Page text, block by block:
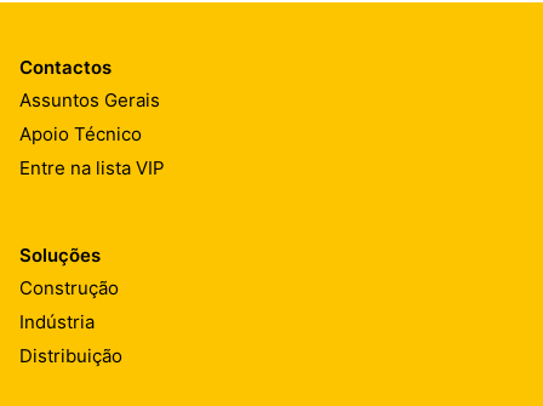
Contactos
Assuntos Gerais
Apoio Técnico
Entre na lista VIP
Soluções
Construção
Indústria
Distribuição